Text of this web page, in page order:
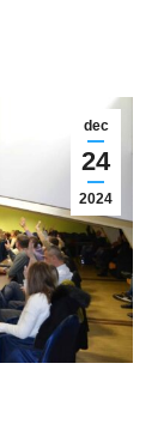
dec
24
2024